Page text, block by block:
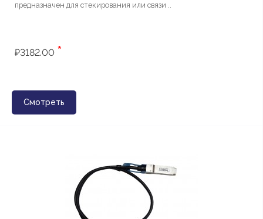
предназначен для стекирования или связи ..
₽3182.00 *
Смотреть